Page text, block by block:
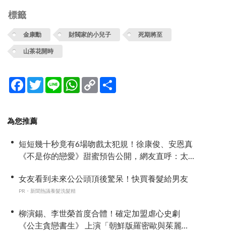
標籤
金康勳 財閥家的小兒子 死期將至
山茶花開時
Facebook
TwitterLine WhatsApp
Copy
Link
為您推薦
短短幾十秒竟有6場吻戲太犯規！徐康俊、安恩真
《不是你的戀愛》甜蜜預告公開，網友直呼：太
女友看到未來公公頭頂後驚呆！快買養髮給男友
PR・新聞熱議養髮洗髮精
柳演錫、李世榮首度合體！確定加盟虐心史劇
《公主貪戀書生》 上演「朝鮮版羅密歐與茱麗